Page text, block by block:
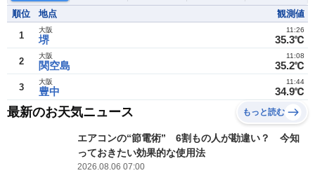
順位 地点 観測値
1 堺
大阪
35.3℃
11:26
2 関空島
大阪
35.2℃
11:08
3 豊中
大阪
34.9℃
11:44
最新のお天気ニュース もっと読む
エアコンの“節電術” 6割もの人が勘違い？ 今知
っておきたい効果的な使用法
2026.08.06 07:00